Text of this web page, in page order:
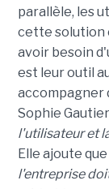
parallèle, les
cette solution
avoir besoin
est leur outil
accompagner
Sophie
l'utilisateur et
Elle ajoute que
l'entreprise